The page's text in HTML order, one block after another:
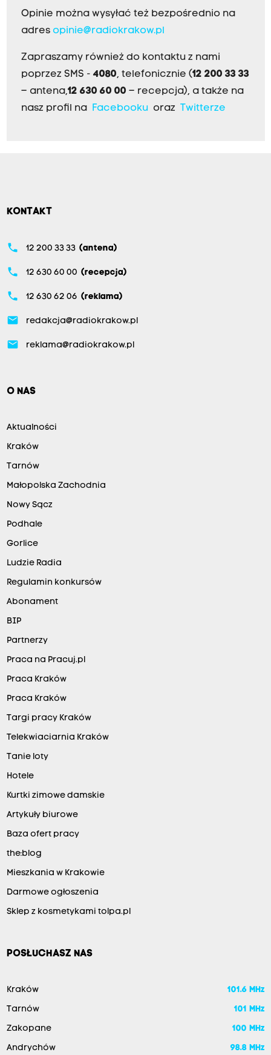
Opinie można wysyłać też bezpośrednio na
adres opinie@radiokrakow.pl
Zapraszamy również do kontaktu z nami
poprzez SMS - 4080, telefonicznie (12 200 33 33
– antena,12 630 60 00 – recepcja), a także na
nasz profil na
Facebookuoraz Twitterze
KONTAKT
phone 12 200 33 33 (antena)
phone 12 630 60 00 (recepcja)
phone 12 630 62 06 (reklama)
email redakcja@radiokrakow.pl
email reklama@radiokrakow.pl
O NAS
Aktualności
Kraków
Tarnów
Małopolska Zachodnia
Nowy Sącz
Podhale
Gorlice
Ludzie Radia
Regulamin konkursów
Abonament
BIP
Partnerzy
Praca na Pracuj.pl
Praca Kraków
Praca Kraków
Targi pracy Kraków
Telekwiaciarnia Kraków
Tanie loty
Hotele
Kurtki zimowe damskie
Artykuły biurowe
Baza ofert pracy
the:blog
Mieszkania w Krakowie
Darmowe ogłoszenia
Sklep z kosmetykami tolpa.pl
POSŁUCHASZ NAS
Kraków 101.6 MHz
Tarnów 101 MHz
Zakopane 100 MHz
Andrychów 98.8 MHz